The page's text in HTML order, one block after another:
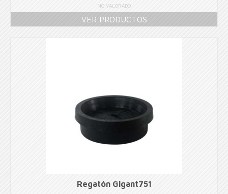
NO VALORADO
VER PRODUCTOS
Regatón Gigant751